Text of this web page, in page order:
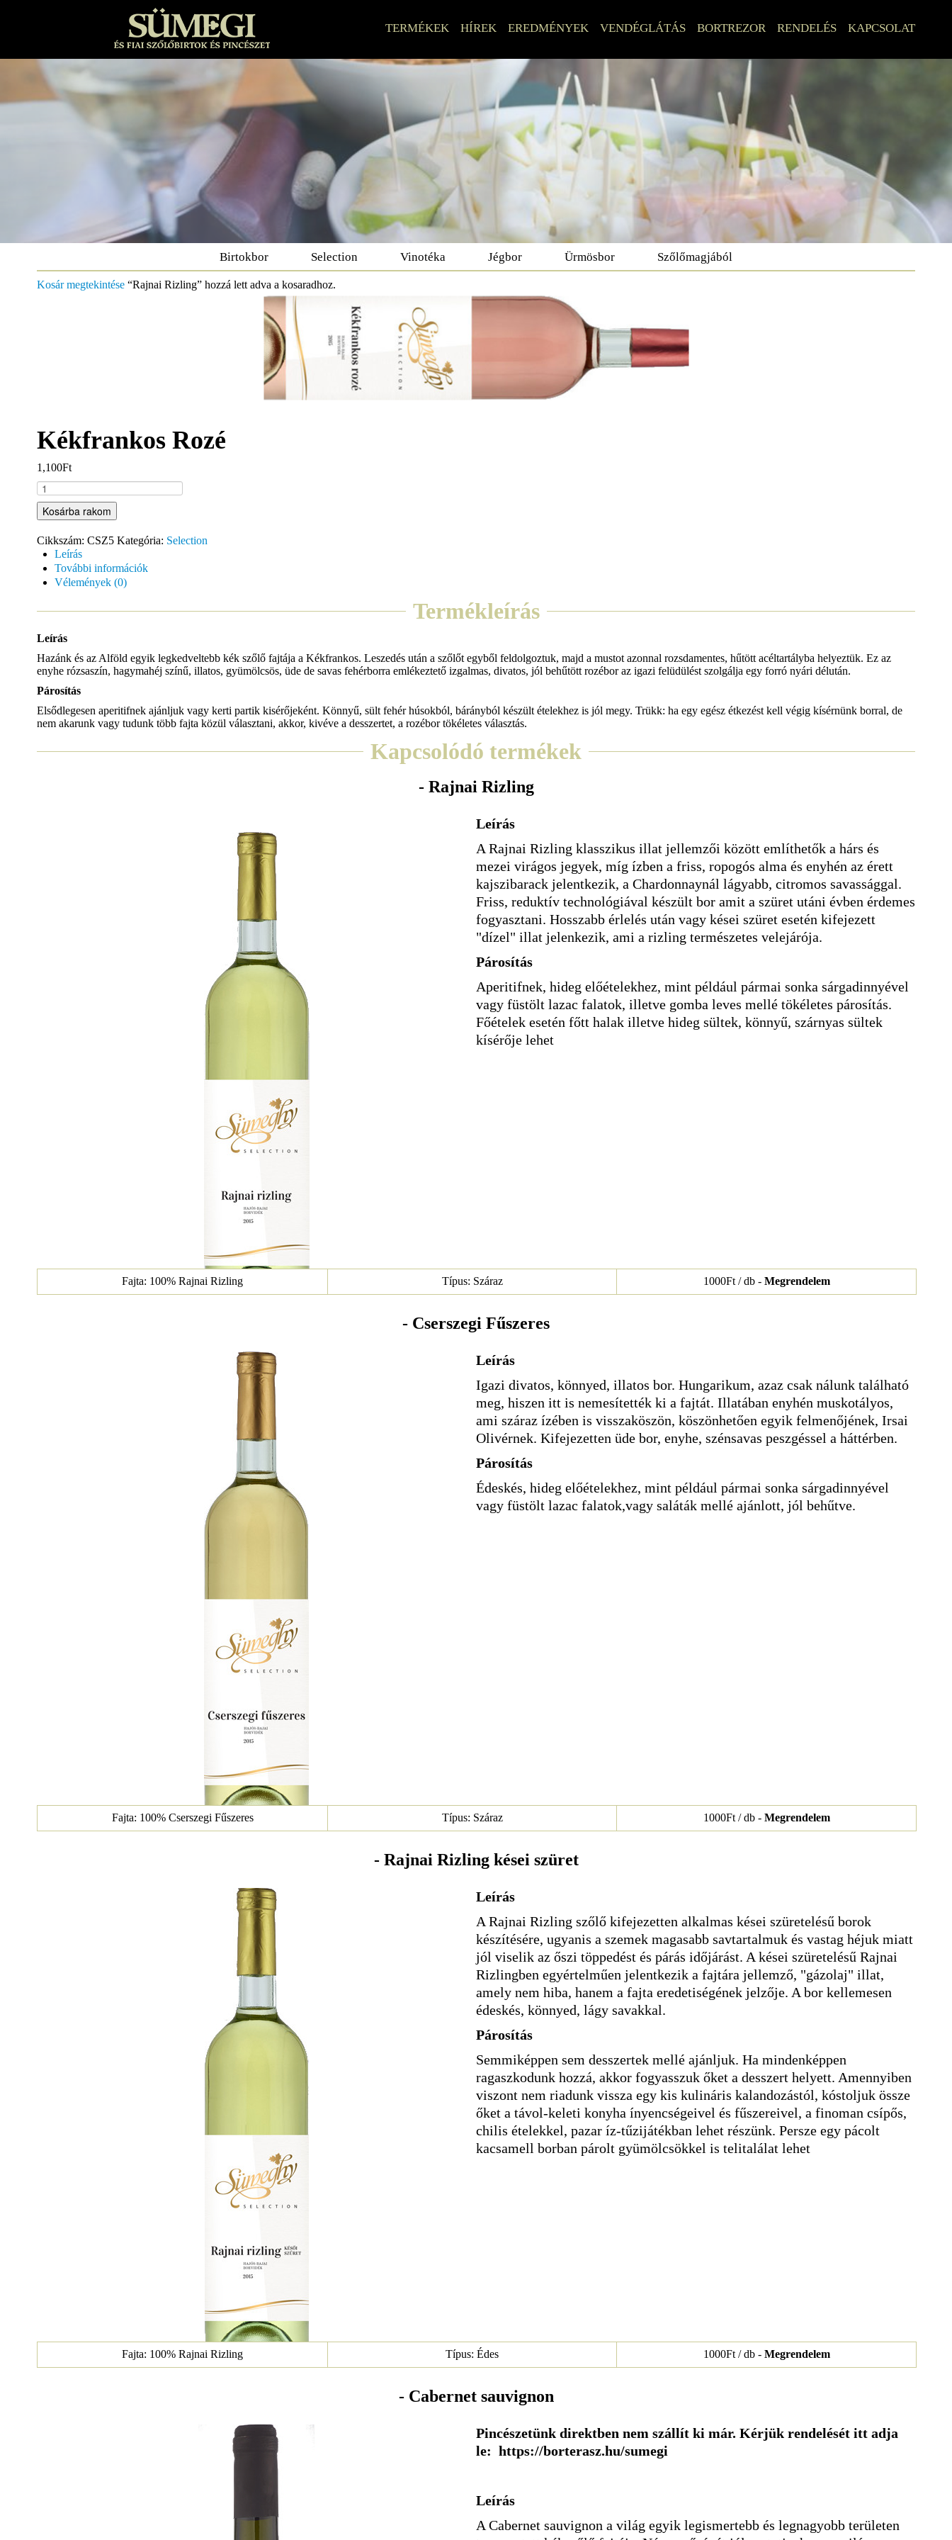
TERMÉKEK HÍREK EREDMÉNYEK VENDÉGLÁTÁS BORTREZOR RENDELÉS KAPCSOLAT
Birtokbor Selection Vinotéka Jégbor Ürmösbor Szőlőmagjából
Kosár megtekintése “Rajnai Rizling” hozzá lett adva a kosaradhoz.
Kékfrankos Rozé
1,100Ft
Kosárba rakom
Cikkszám: CSZ5 Kategória: Selection
Leírás
További információk
Vélemények (0)
Termékleírás
Leírás
Hazánk és az Alföld egyik legkedveltebb kék szőlő fajtája a Kékfrankos. Leszedés után a szőlőt egyből feldolgoztuk, majd a mustot azonnal rozsdamentes, hűtött acéltartályba helyeztük. Ez az
enyhe rózsaszín, hagymahéj színű, illatos, gyümölcsös, üde de savas fehérborra emlékeztető izgalmas, divatos, jól behűtött rozébor az igazi felüdülést szolgálja egy forró nyári délután.
Párosítás
Elsődlegesen aperitifnek ajánljuk vagy kerti partik kisérőjeként. Könnyű, sült fehér húsokból, bárányból készült ételekhez is jól megy. Trükk: ha egy egész étkezést kell végig kísérnünk borral, de
nem akarunk vagy tudunk több fajta közül választani, akkor, kivéve a desszertet, a rozébor tökéletes választás.
Kapcsolódó termékek
- Rajnai Rizling
Leírás
A Rajnai Rizling klasszikus illat jellemzői között említhetők a hárs és
mezei virágos jegyek, míg ízben a friss, ropogós alma és enyhén az érett
kajszibarack jelentkezik, a Chardonnaynál lágyabb, citromos savassággal.
Friss, reduktív technológiával készült bor amit a szüret utáni évben érdemes
fogyasztani. Hosszabb érlelés után vagy kései szüret esetén kifejezett
"dízel" illat jelenkezik, ami a rizling természetes velejárója.
Párosítás
Aperitifnek, hideg előételekhez, mint például pármai sonka sárgadinnyével
vagy füstölt lazac falatok, illetve gomba leves mellé tökéletes párosítás.
Főételek esetén főtt halak illetve hideg sültek, könnyű, szárnyas sültek
kísérője lehet
Fajta: 100% Rajnai Rizling Típus: Száraz 1000Ft / db - Megrendelem
- Cserszegi Fűszeres
Leírás
Igazi divatos, könnyed, illatos bor. Hungarikum, azaz csak nálunk található
meg, hiszen itt is nemesítették ki a fajtát. Illatában enyhén muskotályos,
ami száraz ízében is visszaköszön, köszönhetően egyik felmenőjének, Irsai
Olivérnek. Kifejezetten üde bor, enyhe, szénsavas peszgéssel a háttérben.
Párosítás
Édeskés, hideg előételekhez, mint például pármai sonka sárgadinnyével
vagy füstölt lazac falatok,vagy saláták mellé ajánlott, jól behűtve.
Fajta: 100% Cserszegi Fűszeres Típus: Száraz 1000Ft / db - Megrendelem
- Rajnai Rizling kései szüret
Leírás
A Rajnai Rizling szőlő kifejezetten alkalmas kései szüretelésű borok
készítésére, ugyanis a szemek magasabb savtartalmuk és vastag héjuk miatt
jól viselik az őszi töppedést és párás időjárást. A kései szüretelésű Rajnai
Rizlingben egyértelműen jelentkezik a fajtára jellemző, "gázolaj" illat,
amely nem hiba, hanem a fajta eredetiségének jelzője. A bor kellemesen
édeskés, könnyed, lágy savakkal.
Párosítás
Semmiképpen sem desszertek mellé ajánljuk. Ha mindenképpen
ragaszkodunk hozzá, akkor fogyasszuk őket a desszert helyett. Amennyiben
viszont nem riadunk vissza egy kis kulináris kalandozástól, kóstoljuk össze
őket a távol-keleti konyha ínyencségeivel és fűszereivel, a finoman csípős,
chilis ételekkel, pazar íz-tűzijátékban lehet részünk. Persze egy pácolt
kacsamell borban párolt gyümölcsökkel is telitalálat lehet
Fajta: 100% Rajnai Rizling Típus: Édes 1000Ft / db - Megrendelem
- Cabernet sauvignon
Pincészetünk direktben nem szállít ki már. Kérjük rendelését itt adja
le: https://borterasz.hu/sumegi
Leírás
A Cabernet sauvignon a világ egyik legismertebb és legnagyobb területen